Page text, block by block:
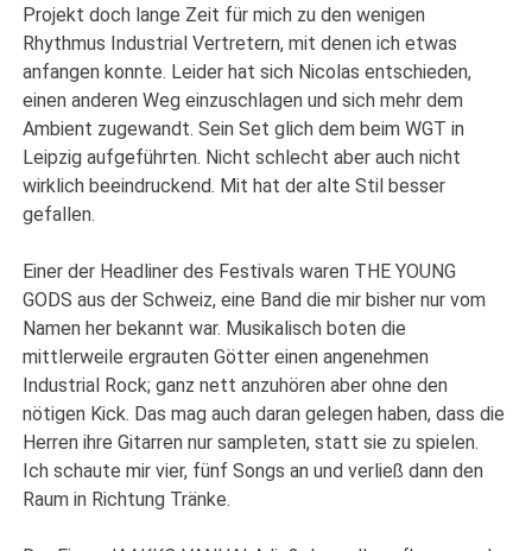
Projekt doch lange Zeit für mich zu den wenigen
Rhythmus Industrial Vertretern, mit denen ich etwas
anfangen konnte. Leider hat sich Nicolas entschieden,
einen anderen Weg einzuschlagen und sich mehr dem
Ambient zugewandt. Sein Set glich dem beim WGT in
Leipzig aufgeführten. Nicht schlecht aber auch nicht
wirklich beeindruckend. Mit hat der alte Stil besser
gefallen.
Einer der Headliner des Festivals waren THE YOUNG
GODS aus der Schweiz, eine Band die mir bisher nur vom
Namen her bekannt war. Musikalisch boten die
mittlerweile ergrauten Götter einen angenehmen
Industrial Rock; ganz nett anzuhören aber ohne den
nötigen Kick. Das mag auch daran gelegen haben, dass die
Herren ihre Gitarren nur sampleten, statt sie zu spielen.
Ich schaute mir vier, fünf Songs an und verließ dann den
Raum in Richtung Tränke.